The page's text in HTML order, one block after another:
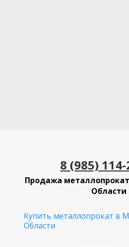
8 (985)
Продажа
Области
Купить металлопрокат в
Области